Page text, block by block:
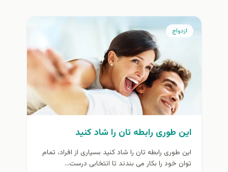
ازدواج
این طوری رابطه تان را شاد کنید
این طوری رابطه تان را شاد کنید بسیاری از افراد، تمام
توان خود را بکار می بندند تا انتخابی درست...